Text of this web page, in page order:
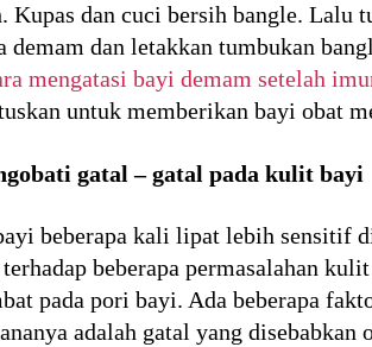
Kupas dan cuci bersih bangle. Lalu
demam dan letakkan tumbukan
mengatasi bayi demam setelah
untuk memberikan bayi obat
gatal – gatal pada kulit bayi
beberapa kali lipat lebih sensitif
beberapa permasalahan
pada pori bayi. Ada beberapa
adalah gatal yang